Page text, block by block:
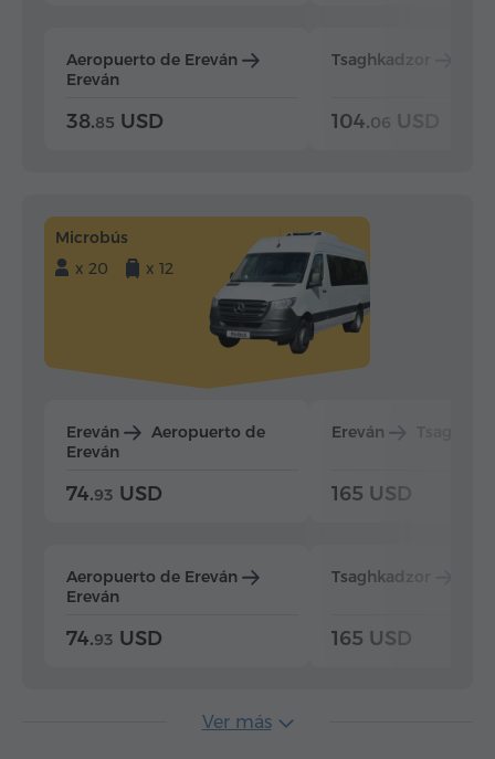
Aeropuerto de Ereván
Ereván
38.85 USD
Tsaghkadzor
104.06 USD
Microbús
x 20
x 12
Ereván
Aeropuerto de
Ereván
74.93 USD
Aeropuerto de Ereván
Ereván
74.93 USD
Ereván
165 USD
Tsaghkadzor
165 USD
Ver más